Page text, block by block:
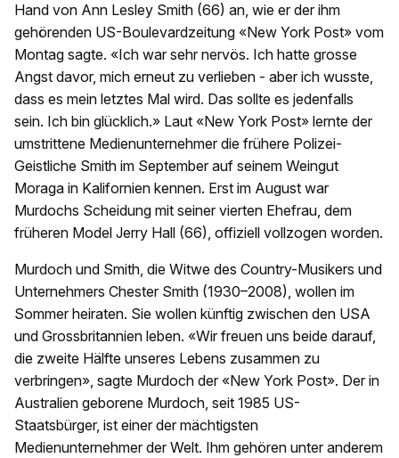
Hand von Ann Lesley Smith (66) an, wie er der ihm
gehörenden US-Boulevardzeitung «New York Post» vom
Montag sagte. «Ich war sehr nervös. Ich hatte grosse
Angst davor, mich erneut zu verlieben - aber ich wusste,
dass es mein letztes Mal wird. Das sollte es jedenfalls
sein. Ich bin glücklich.» Laut «New York Post» lernte der
umstrittene Medienunternehmer die frühere Polizei-
Geistliche Smith im September auf seinem Weingut
Moraga in Kalifornien kennen. Erst im August war
Murdochs Scheidung mit seiner vierten Ehefrau, dem
früheren Model Jerry Hall (66), offiziell vollzogen worden.
Murdoch und Smith, die Witwe des Country-Musikers und
Unternehmers Chester Smith (1930–2008), wollen im
Sommer heiraten. Sie wollen künftig zwischen den USA
und Grossbritannien leben. «Wir freuen uns beide darauf,
die zweite Hälfte unseres Lebens zusammen zu
verbringen», sagte Murdoch der «New York Post». Der in
Australien geborene Murdoch, seit 1985 US-
Staatsbürger, ist einer der mächtigsten
Medienunternehmer der Welt. Ihm gehören unter anderem